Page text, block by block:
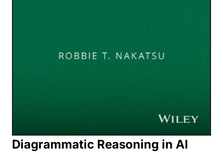
Diagrammatic Reasoning in AI